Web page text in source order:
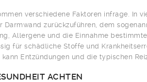
verschiedene Faktoren infrage. In
Darmwand zurückzuführen, dem
Allergene und die Einnahme
für schädliche Stoffe und
kann Entzündungen und die typischen
ACHTEN